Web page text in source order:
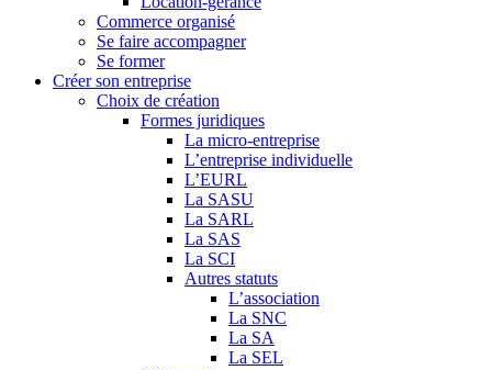
Commerce organisé
Se faire accompagner
Se former
Créer son entreprise
Choix de création
Formes juridiques
La micro-entreprise
L’entreprise individuelle
L’EURL
La SASU
La SARL
La SAS
La SCI
Autres statuts
L’association
La SNC
La SA
La SEL